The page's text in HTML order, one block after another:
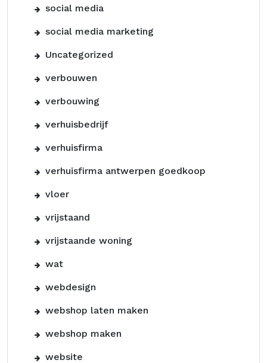
social media
social media marketing
Uncategorized
verbouwen
verbouwing
verhuisbedrijf
verhuisfirma
verhuisfirma antwerpen goedkoop
vloer
vrijstaand
vrijstaande woning
wat
webdesign
webshop laten maken
webshop maken
website